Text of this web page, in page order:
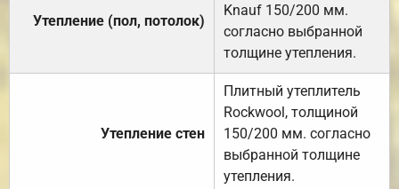
Утепление (пол, потолок)
Knauf 150/200 мм.
согласно выбранной
толщине утепления.
Утепление стен
Плитный утеплитель
Rockwool, толщиной
150/200 мм. согласно
выбранной толщине
утепления.